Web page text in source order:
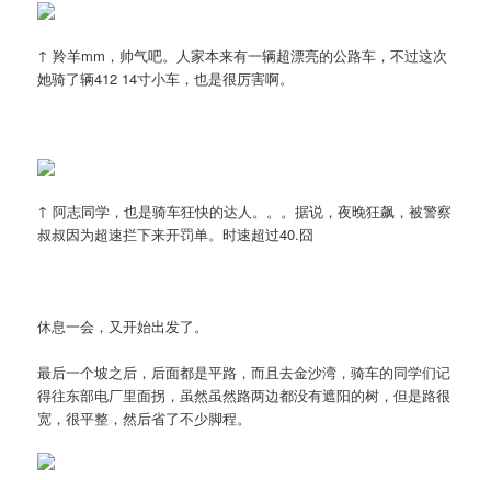
↑ 羚羊mm，帅气吧。人家本来有一辆超漂亮的公路车，不过这次
她骑了辆412 14寸小车，也是很厉害啊。
↑ 阿志同学，也是骑车狂快的达人。。。据说，夜晚狂飙，被警察
叔叔因为超速拦下来开罚单。时速超过40.囧
休息一会，又开始出发了。
最后一个坡之后，后面都是平路，而且去金沙湾，骑车的同学们记
得往东部电厂里面拐，虽然虽然路两边都没有遮阳的树，但是路很
宽，很平整，然后省了不少脚程。